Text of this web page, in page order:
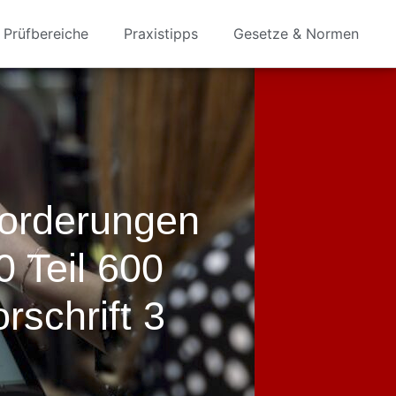
Prüfbereiche Praxistipps Gesetze & Normen
Teil 600
3